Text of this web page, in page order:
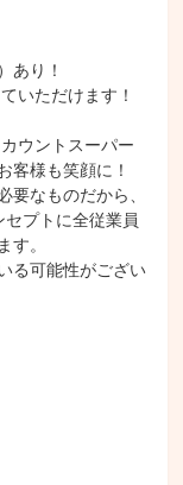
あり！
いただけます！
ウントスーパー
客様も笑顔に！
要なものだから、
プトに全従業員
す。
る可能性がござい